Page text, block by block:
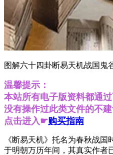
图解六十四卦断易天机战国鬼
温馨提示：
本站所有电子版资料都通过
没有操作过此类文件的不建
点击进入☛购买指南
《断易天机》托名为春秋战
于明朝万历年间，其真实作者